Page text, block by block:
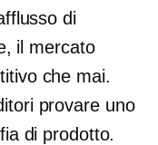
di
il mercato
che mai.
provare uno
di prodotto.